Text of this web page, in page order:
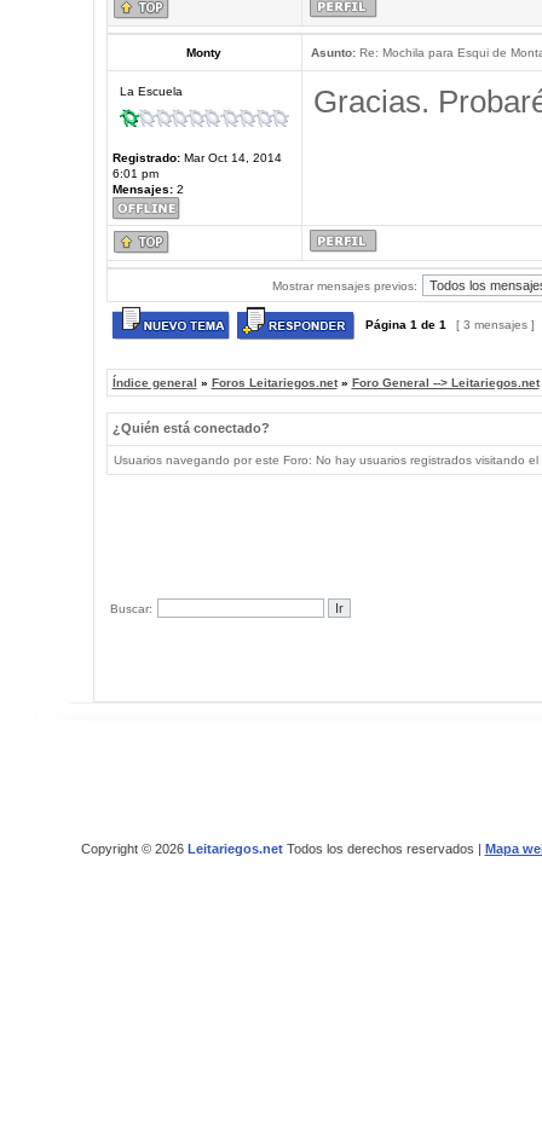
Monty Asunto:Re: Mochila para Esqui de
La Escuela
Registrado:Mar Oct 14, 2014
6:01 pm
Mensajes:2
Gracias.
Mostrar mensajes previos:
Página 1 de 1 [ 3 mensajes ]
Índice general » Foros Leitariegos.net» Foro General --> Leitariegos.net
¿Quién está conectado?
Usuarios navegando por este Foro: No hay usuarios registrados visitando
Buscar:
Copyright © 2026 Leitariegos.netTodos los derechos reservados | Mapa